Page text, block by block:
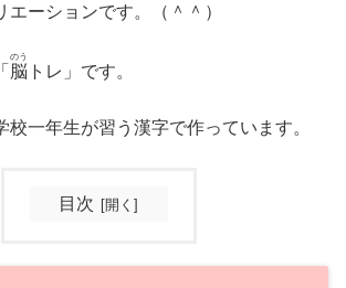
エーションです。（＾＾）
脳
のう
トレ」です。
校一年生が習う漢字で作っています。
目次